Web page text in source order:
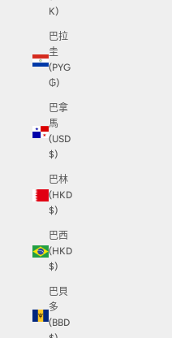
K)
巴拉
圭
(PYG
₲)
巴拿
馬
(USD
$)
巴林
(HKD
$)
巴西
(HKD
$)
巴貝
多
(BBD